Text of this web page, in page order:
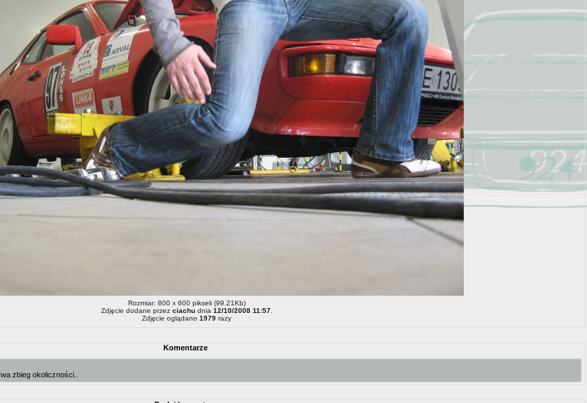
Rozmiar: 800 x 600 pikseli (99.21Kb)
Zdjęcie dodane przez ciachudnia 12/10/2008 11:57.
Zdjęcie oglądano 1979 razy
Komentarze
zbieg okoliczności..